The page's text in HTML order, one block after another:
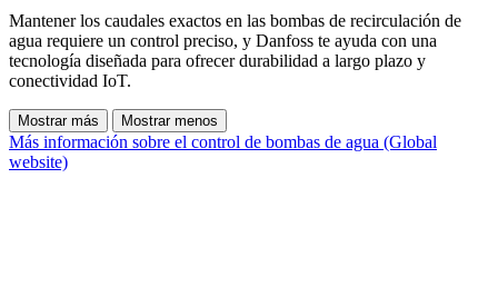
Mantener los caudales exactos en las bombas de recirculación de
agua requiere un control preciso, y Danfoss te ayuda con una
tecnología diseñada para ofrecer durabilidad a largo plazo y
conectividad IoT.
Mostrar más Mostrar menos
Más información sobre el control de bombas de agua (Global
website)